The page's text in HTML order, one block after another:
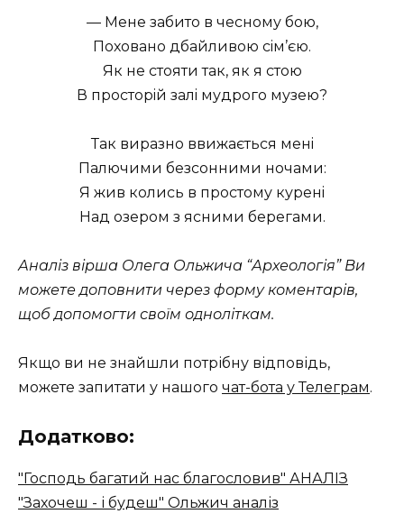
— Мене забито в чесному бою,
Поховано дбайливою сiм’єю.
Як не стояти так, як я стою
В просторiй залi мудрого музею?
Так виразно ввижається менi
Палючими безсонними ночами:
Я жив колись в простому куренi
Над озером з ясними берегами.
Аналіз вірша Олега Ольжича “Археологія” Ви
можете доповнити через форму коментарів,
щоб допомогти своїм одноліткам.
Якщо ви не знайшли потрібну відповідь,
можете запитати у нашого чат-бота у Телеграм.
Додатково:
"Господь багатий нас благословив" АНАЛІЗ
"Захочеш - і будеш" Ольжич аналіз